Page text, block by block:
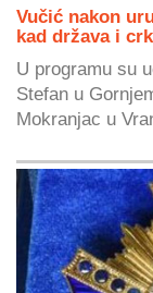
Vučić nakon
kad država i
U programu su
Stefan u
Mokranjac u